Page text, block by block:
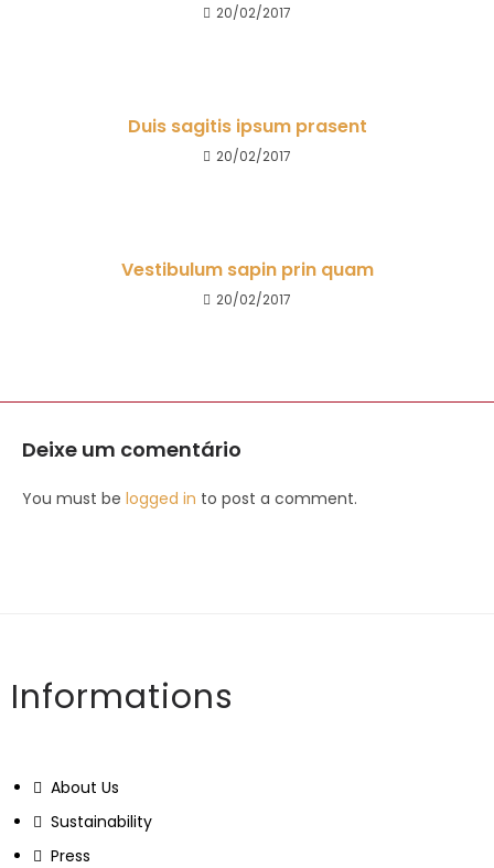
20/02/2017
Duis sagitis ipsum prasent
20/02/2017
Vestibulum sapin prin quam
20/02/2017
Deixe um comentário
You must be logged in to post a comment.
Informations
About Us
Sustainability
Press